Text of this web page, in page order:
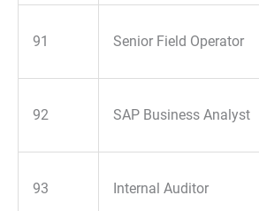
91 Senior Field Operator
92 SAP Business Analyst
93 Internal Auditor